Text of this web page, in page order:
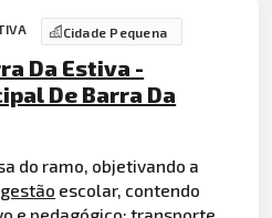
Cidade Pequena
Da Estiva -
De Barra Da
do ramo, objetivando a
gestão escolar, contendo